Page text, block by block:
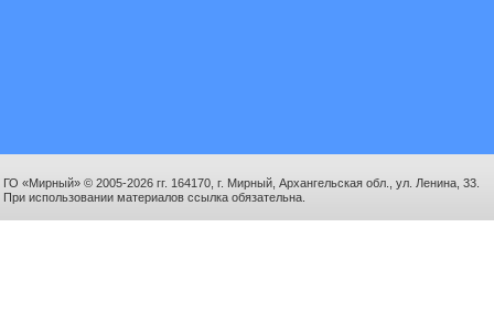
ГО «Мирный» © 2005-2026 гг. 164170, г. Мирный, Архангельская обл., ул. Ленина, 33.
При использовании материалов ссылка обязательна.